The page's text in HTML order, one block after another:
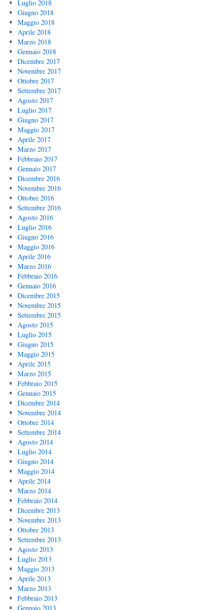
Luglio 2018
Giugno 2018
Maggio 2018
Aprile 2018
Marzo 2018
Gennaio 2018
Dicembre 2017
Novembre 2017
Ottobre 2017
Settembre 2017
Agosto 2017
Luglio 2017
Giugno 2017
Maggio 2017
Aprile 2017
Marzo 2017
Febbraio 2017
Gennaio 2017
Dicembre 2016
Novembre 2016
Ottobre 2016
Settembre 2016
Agosto 2016
Luglio 2016
Giugno 2016
Maggio 2016
Aprile 2016
Marzo 2016
Febbraio 2016
Gennaio 2016
Dicembre 2015
Novembre 2015
Settembre 2015
Agosto 2015
Luglio 2015
Giugno 2015
Maggio 2015
Aprile 2015
Marzo 2015
Febbraio 2015
Gennaio 2015
Dicembre 2014
Novembre 2014
Ottobre 2014
Settembre 2014
Agosto 2014
Luglio 2014
Giugno 2014
Maggio 2014
Aprile 2014
Marzo 2014
Febbraio 2014
Dicembre 2013
Novembre 2013
Ottobre 2013
Settembre 2013
Agosto 2013
Luglio 2013
Maggio 2013
Aprile 2013
Marzo 2013
Febbraio 2013
Gennaio 2013